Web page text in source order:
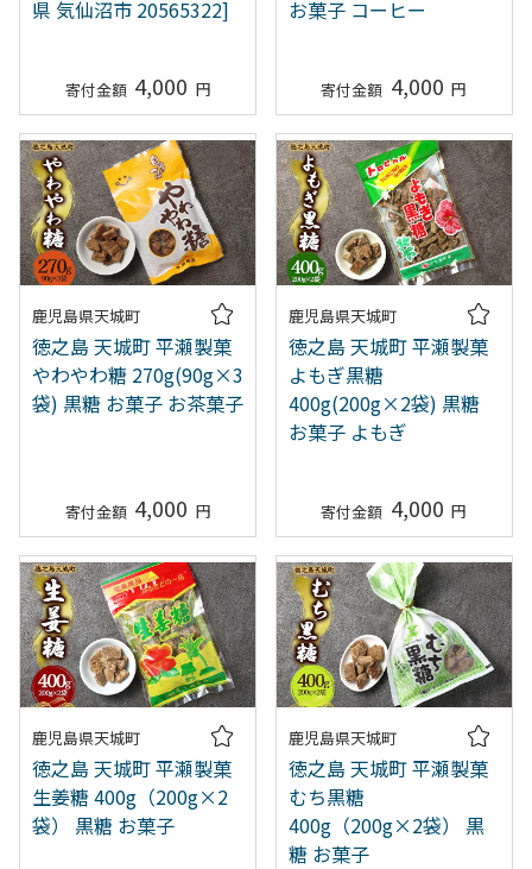
県 気仙沼市 20565322]
4,000
お菓子 コーヒー
4,000
鹿児島県天城町
徳之島 天城町 平瀬製菓
やわやわ糖 270g(90g×3
袋) 黒糖 お菓子 お茶菓子
4,000
鹿児島県天城町
徳之島 天城町 平瀬製菓
よもぎ黒糖
400g(200g×2袋) 黒糖
お菓子 よもぎ
4,000
鹿児島県天城町
徳之島 天城町 平瀬製菓
生姜糖 400g（200g×2
袋） 黒糖 お菓子
鹿児島県天城町
徳之島 天城町 平瀬製菓
むち黒糖
400g（200g×2袋） 黒
糖 お菓子